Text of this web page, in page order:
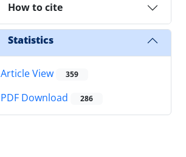
How to cite
Statistics
Article View 359
PDF Download 286